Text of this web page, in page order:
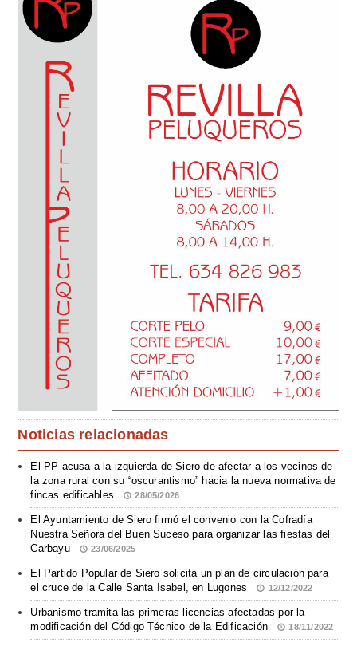
Noticias relacionadas
El PP acusa a la izquierda de Siero de afectar a los vecinos de
la zona rural con su “oscurantismo” hacia la nueva normativa de
fincas edificables
28/05/2026
El Ayuntamiento de Siero firmó el convenio con la Cofradía
Nuestra Señora del Buen Suceso para organizar las fiestas del
Carbayu
23/06/2025
El Partido Popular de Siero solicita un plan de circulación para
el cruce de la Calle Santa Isabel, en Lugones
12/12/2022
Urbanismo tramita las primeras licencias afectadas por la
modificación del Código Técnico de la Edificación
18/11/2022